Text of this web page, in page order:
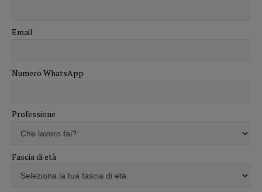
Email
Numero WhatsApp
Professione
Fascia di età